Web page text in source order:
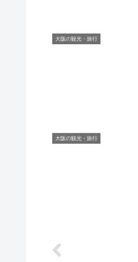
大阪の観光・旅行
大阪の観光・旅行